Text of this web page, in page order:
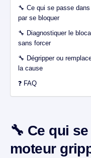
🔧 Ce qui se passe
par se bloquer
🔧 Diagnostiquer le
sans forcer
🔧 Dégripper ou
la cause
❓ FAQ
🔧 Ce qui
moteur